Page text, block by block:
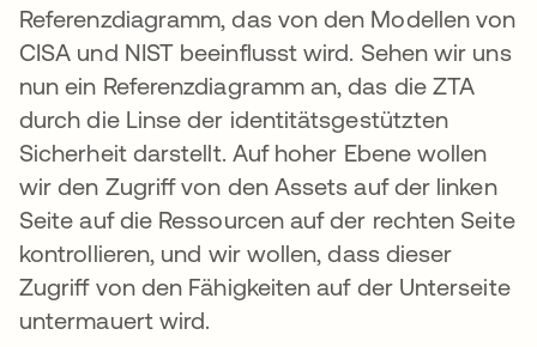
Referenzdiagramm, das von den Modellen von
CISA und NIST beeinflusst wird. Sehen wir uns
nun ein Referenzdiagramm an, das die ZTA
durch die Linse der identitätsgestützten
Sicherheit darstellt. Auf hoher Ebene wollen
wir den Zugriff von den Assets auf der linken
Seite auf die Ressourcen auf der rechten Seite
kontrollieren, und wir wollen, dass dieser
Zugriff von den Fähigkeiten auf der Unterseite
untermauert wird.